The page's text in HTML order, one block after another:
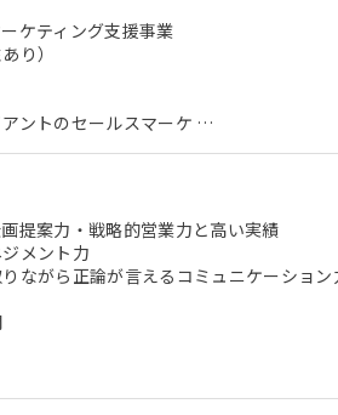
ケティング支援事業
り）
ントのセールスマーケ …
提案力・戦略的営業力と高い実績
メント力
ながら正論が言えるコミュニケーション